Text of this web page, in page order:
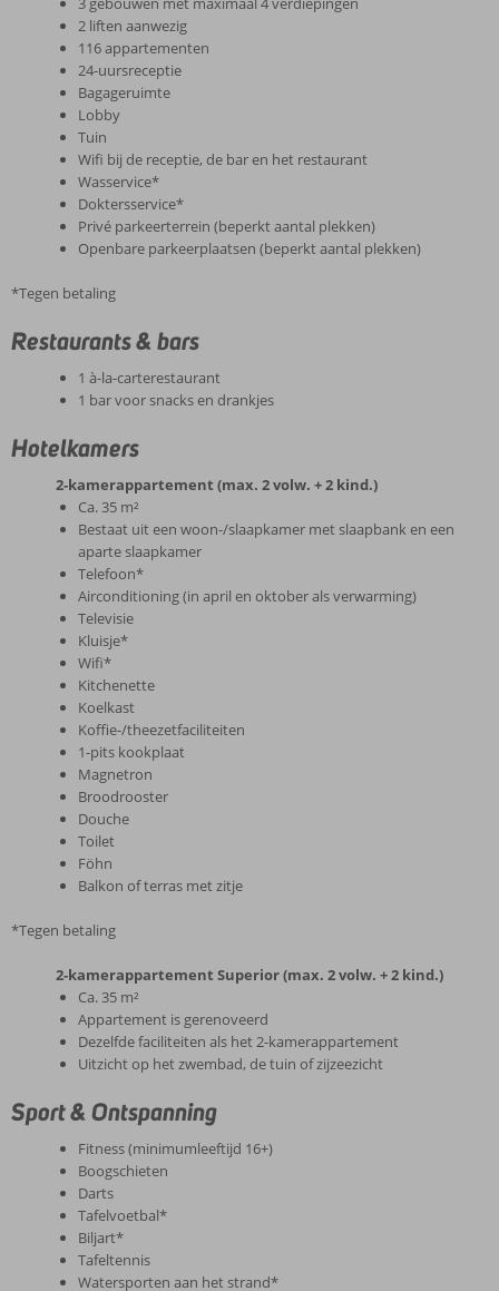
2 liften aanwezig
116 appartementen
24-uursreceptie
Bagageruimte
Lobby
Tuin
Wifi bij de receptie, de bar en het restaurant
Wasservice*
Doktersservice*
Privé parkeerterrein (beperkt aantal plekken)
Openbare parkeerplaatsen (beperkt aantal plekken)
*Tegen betaling
Restaurants & bars
1 à-la-carterestaurant
1 bar voor snacks en drankjes
Hotelkamers
2-kamerappartement (max. 2 volw. + 2 kind.)
Ca. 35 m²
Bestaat uit een woon-/slaapkamer met slaapbank en een
aparte slaapkamer
Telefoon*
Airconditioning (in april en oktober als verwarming)
Televisie
Kluisje*
Wifi*
Kitchenette
Koelkast
Koffie-/theezetfaciliteiten
1-pits kookplaat
Magnetron
Broodrooster
Douche
Toilet
Föhn
Balkon of terras met zitje
*Tegen betaling
2-kamerappartement Superior (max. 2 volw. + 2 kind.)
Ca. 35 m²
Appartement is gerenoveerd
Dezelfde faciliteiten als het 2-kamerappartement
Uitzicht op het zwembad, de tuin of zijzeezicht
Sport & Ontspanning
Fitness (minimumleeftijd 16+)
Boogschieten
Darts
Tafelvoetbal*
Biljart*
Tafeltennis
Watersporten aan het strand*